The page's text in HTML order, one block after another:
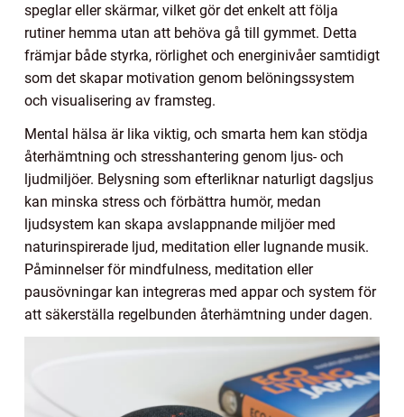
speglar eller skärmar, vilket gör det enkelt att följa
rutiner hemma utan att behöva gå till gymmet. Detta
främjar både styrka, rörlighet och energinivåer samtidigt
som det skapar motivation genom belöningssystem
och visualisering av framsteg.
Mental hälsa är lika viktig, och smarta hem kan stödja
återhämtning och stresshantering genom ljus- och
ljudmiljöer. Belysning som efterliknar naturligt dagsljus
kan minska stress och förbättra humör, medan
ljudsystem kan skapa avslappnande miljöer med
naturinspirerade ljud, meditation eller lugnande musik.
Påminnelser för mindfulness, meditation eller
pausövningar kan integreras med appar och system för
att säkerställa regelbunden återhämtning under dagen.